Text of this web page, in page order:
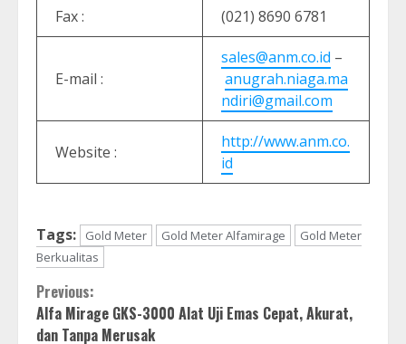
Fax : (021) 8690 6781
E-mail :
sales@anm.co.id –
anugrah.niaga.ma
ndiri@gmail.com
Website :
http://www.anm.co.
id
Tags: Gold Meter Gold Meter Alfamirage
Gold Meter
Berkualitas
Continue
Reading
Previous:
Alfa Mirage GKS-3000 Alat Uji Emas Cepat, Akurat,
dan Tanpa Merusak